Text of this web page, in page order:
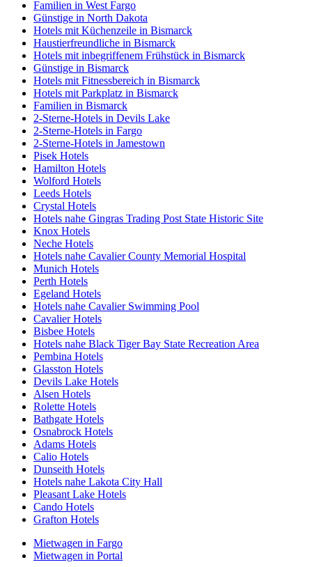
Familien in West Fargo
Günstige in North Dakota
Hotels mit Küchenzeile in Bismarck
Haustierfreundliche in Bismarck
Hotels mit inbegriffenem Frühstück in Bismarck
Günstige in Bismarck
Hotels mit Fitnessbereich in Bismarck
Hotels mit Parkplatz in Bismarck
Familien in Bismarck
2-Sterne-Hotels in Devils Lake
2-Sterne-Hotels in Fargo
2-Sterne-Hotels in Jamestown
Pisek Hotels
Hamilton Hotels
Wolford Hotels
Leeds Hotels
Crystal Hotels
Hotels nahe Gingras Trading Post State Historic Site
Knox Hotels
Neche Hotels
Hotels nahe Cavalier County Memorial Hospital
Munich Hotels
Perth Hotels
Egeland Hotels
Hotels nahe Cavalier Swimming Pool
Cavalier Hotels
Bisbee Hotels
Hotels nahe Black Tiger Bay State Recreation Area
Pembina Hotels
Glasston Hotels
Devils Lake Hotels
Alsen Hotels
Rolette Hotels
Bathgate Hotels
Osnabrock Hotels
Adams Hotels
Calio Hotels
Dunseith Hotels
Hotels nahe Lakota City Hall
Pleasant Lake Hotels
Cando Hotels
Grafton Hotels
Mietwagen in Fargo
Mietwagen in Portal